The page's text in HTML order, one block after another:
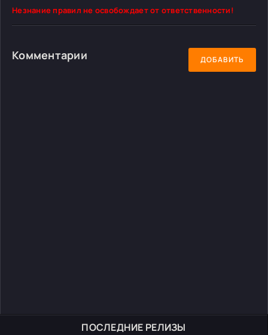
ПОСЛЕДНИЕ РЕЛИЗЫ
Незнание правил не освобождает от ответственности!
Комментарии ДОБАВИТЬ